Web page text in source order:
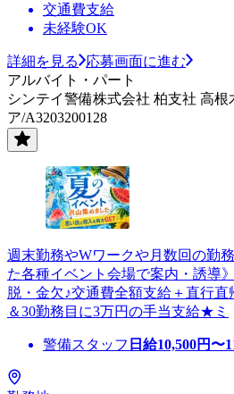
交通費支給
未経験OK
詳細を見る
応募画面に進む
アルバイト・パート
シンテイ警備株式会社 柏支社 高根
ア/A3203200128
週末勤務やWワークや月数回の勤
た各種イベント会場で案内・誘導
脱・金欠♪交通費全額支給＋直行直
＆30勤務目に3万円の手当支給★ミ
警備スタッフ 日給10,500円〜